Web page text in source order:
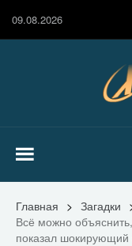
09.08.2026
Главная > Загадки
Всё можно
показал